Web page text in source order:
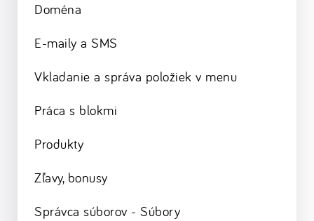
Doména
E-maily a SMS
Vkladanie a správa položiek v menu
Práca s blokmi
Produkty
Zľavy, bonusy
Správca súborov - Súbory